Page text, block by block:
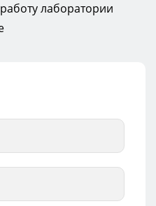
лаборатории